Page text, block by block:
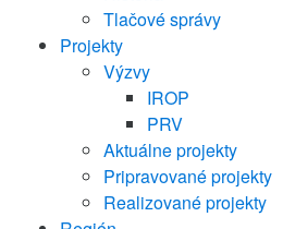
Tlačové správy
Projekty
Výzvy
IROP
PRV
Aktuálne projekty
Pripravované projekty
Realizované projekty